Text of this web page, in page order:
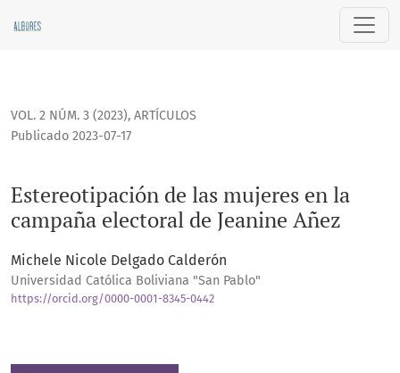
Estereotipación de las mujeres en la campaña electoral de
VOL. 2 NÚM. 3 (2023), ARTÍCULOS
Estereotipación de las mujeres en la
campaña electoral de Jeanine Añez
Publicado 2023-07-17
Michele Nicole Delgado Calderón
Universidad Católica Boliviana "San Pablo"
https://orcid.org/0000-0001-8345-0442